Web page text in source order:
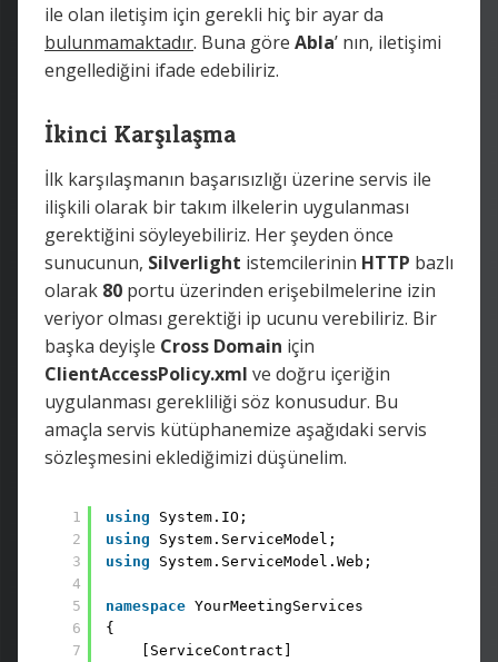
ile olan iletişim için gerekli hiç bir ayar da
bulunmamaktadır. Buna göre Abla’ nın, iletişimi
engellediğini ifade edebiliriz.
İkinci Karşılaşma
İlk karşılaşmanın başarısızlığı üzerine servis ile
ilişkili olarak bir takım ilkelerin uygulanması
gerektiğini söyleyebiliriz. Her şeyden önce
sunucunun, Silverlight istemcilerinin HTTP bazlı
olarak 80 portu üzerinden erişebilmelerine izin
veriyor olması gerektiği ip ucunu verebiliriz. Bir
başka deyişle Cross Domain için
ClientAccessPolicy.xml ve doğru içeriğin
uygulanması gerekliliği söz konusudur. Bu
amaçla servis kütüphanemize aşağıdaki servis
sözleşmesini eklediğimizi düşünelim.
1
2
3
4
5
6
7
using
System.IO;
using
System.ServiceModel;
using
System.ServiceModel.Web;
namespace YourMeetingServices
{
[ServiceContract]